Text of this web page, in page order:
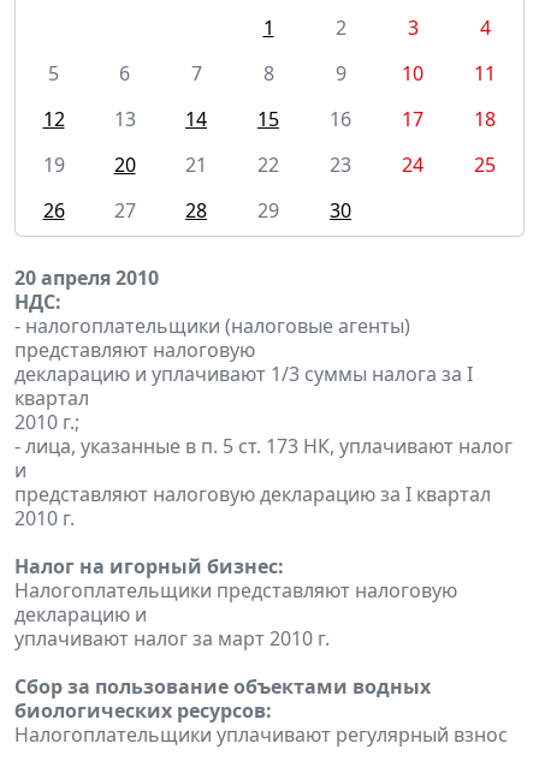
1
2 3
4
5
6 7 8 9 10
11
12
13 14 15 16 17
18
19
20 21 22 23 24
25
26
27 28 29 30
20 апреля 2010
НДС:
- налогоплательщики (налоговые агенты)
представляют налоговую
декларацию и уплачивают 1/3 суммы налога за I
квартал
2010 г.;
- лица, указанные в п. 5 ст. 173 НК, уплачивают налог
и
представляют налоговую декларацию за I квартал
2010 г.
Налог на игорный бизнес:
Налогоплательщики представляют налоговую
декларацию и
уплачивают налог за март 2010 г.
Сбор за пользование объектами водных
биологических ресурсов:
Налогоплательщики уплачивают регулярный взнос